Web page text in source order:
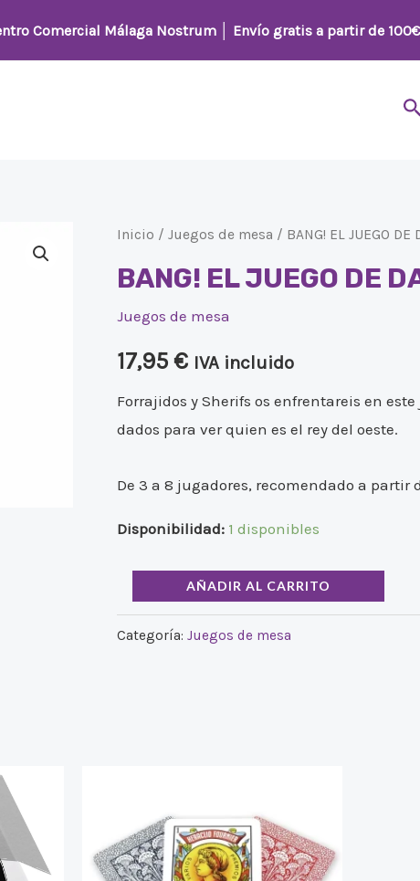
Comercial Málaga Nostrum │ Envío gratis a partir de 100€
Inicio / Juegos de mesa / BANG! EL JUEGO DE
BANG! EL JUEGO DE
Juegos de mesa
17,95 € IVA incluido
Forrajidos y Sherifs os enfrentareis en
dados para ver quien es el rey del oeste.
De 3 a 8 jugadores, recomendado a partir
Disponibilidad: 1 disponibles
BANG!
JUEGO
DE
DADOS
cantidad
AÑADIR AL CARRITO
Categoría: Juegos de mesa